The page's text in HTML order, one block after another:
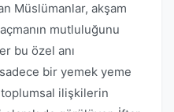
Müslümanlar, akşam
mutluluğunu
bu özel anı
bir yemek yeme
ilişkilerin